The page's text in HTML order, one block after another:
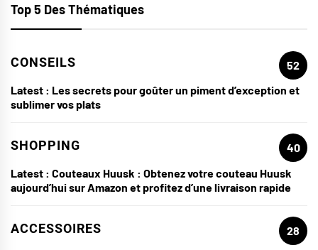
Top 5 Des Thématiques
CONSEILS
52
Latest : Les secrets pour goûter un piment d’exception et
sublimer vos plats
SHOPPING
40
Latest : Couteaux Huusk : Obtenez votre couteau Huusk
aujourd’hui sur Amazon et profitez d’une livraison rapide
ACCESSOIRES
28